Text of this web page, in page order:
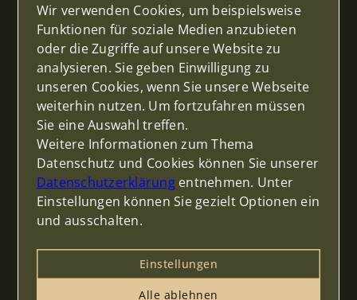
Unterstützung von der Bewertung über
die Vermarktung bis zum erfolgreichen
Abschluss
Thema
Anrede
Vorname*
Wir verwenden Cookies, um beispielsweise
Funktionen für soziale Medien anzubieten
oder die Zugriffe auf unsere Website zu
analysieren. Sie geben Einwilligung zu
unseren Cookies, wenn Sie unsere Webseite
weiterhin nutzen. Um fortzufahren müssen
Sie eine Auswahl treffen.
Weitere Informationen zum Thema
Datenschutz und Cookies können Sie unserer
Datenschutzerklärungentnehmen. Unter
Einstellungen können Sie gezielt Optionen ein
und ausschalten.
Einstellungen
Alle ablehnen